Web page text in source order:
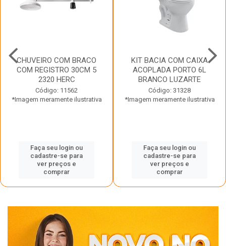
CHUVEIRO COM BRACO
COM REGISTRO 30CM 5
2320 HERC
Código: 11562
*Imagem meramente ilustrativa
Faça seu login ou
cadastre-se para
ver preços e
comprar
KIT BACIA COM CAIXA
ACOPLADA PORTO 6L
BRANCO LUZARTE
Código: 31328
*Imagem meramente ilustrativa
Faça seu login ou
cadastre-se para
ver preços e
comprar